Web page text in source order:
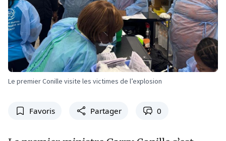
Le premier Conille visite les victimes de l’explosion
Favoris Partager 0